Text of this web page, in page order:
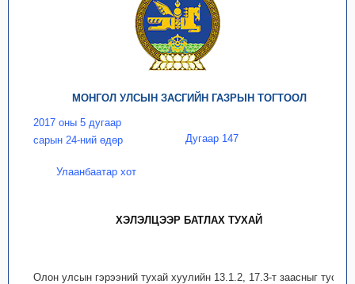
МОНГОЛ УЛСЫН ЗАСГИЙН ГАЗРЫН ТОГТООЛ
2017 оны 5 дугаар
сарын 24-ний өдөр
Дугаар 147
Улаанбаатар хот
ХЭЛЭЛЦЭЭР БАТЛАХ ТУХАЙ
Олон улсын гэрээний тухай хуулийн 13.1.2, 17.3-т заасныг тус